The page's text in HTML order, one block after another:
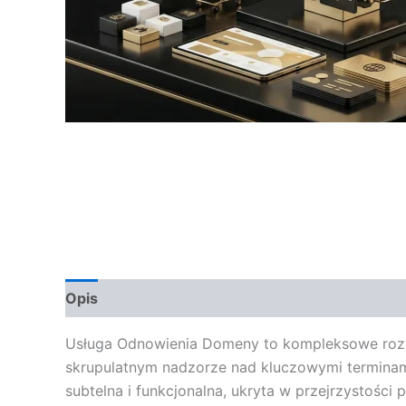
Opis
Usługa Odnowienia Domeny to kompleksowe
skrupulatnym nadzorze nad kluczowymi
subtelna i funkcjonalna, ukryta w przejrzystości